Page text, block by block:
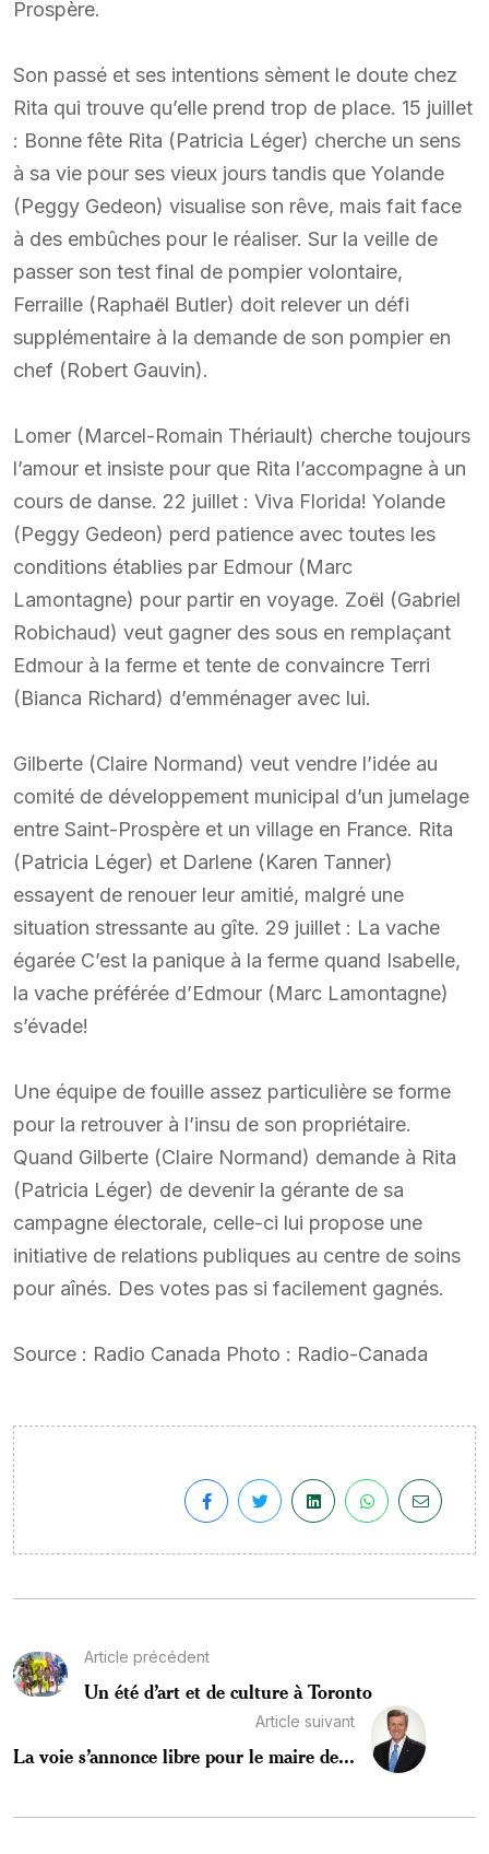
Prospère.
Son passé et ses intentions sèment le doute chez
Rita qui trouve qu’elle prend trop de place. 15 juillet
: Bonne fête Rita (Patricia Léger) cherche un sens
à sa vie pour ses vieux jours tandis que Yolande
(Peggy Gedeon) visualise son rêve, mais fait face
à des embûches pour le réaliser. Sur la veille de
passer son test final de pompier volontaire,
Ferraille (Raphaël Butler) doit relever un défi
supplémentaire à la demande de son pompier en
chef (Robert Gauvin).
Lomer (Marcel-Romain Thériault) cherche toujours
l’amour et insiste pour que Rita l’accompagne à un
cours de danse. 22 juillet : Viva Florida! Yolande
(Peggy Gedeon) perd patience avec toutes les
conditions établies par Edmour (Marc
Lamontagne) pour partir en voyage. Zoël (Gabriel
Robichaud) veut gagner des sous en remplaçant
Edmour à la ferme et tente de convaincre Terri
(Bianca Richard) d’emménager avec lui.
Gilberte (Claire Normand) veut vendre l’idée au
comité de développement municipal d’un jumelage
entre Saint-Prospère et un village en France. Rita
(Patricia Léger) et Darlene (Karen Tanner)
essayent de renouer leur amitié, malgré une
situation stressante au gîte. 29 juillet : La vache
égarée C’est la panique à la ferme quand Isabelle,
la vache préférée d’Edmour (Marc Lamontagne)
s’évade!
Une équipe de fouille assez particulière se forme
pour la retrouver à l’insu de son propriétaire.
Quand Gilberte (Claire Normand) demande à Rita
(Patricia Léger) de devenir la gérante de sa
campagne électorale, celle-ci lui propose une
initiative de relations publiques au centre de soins
pour aînés. Des votes pas si facilement gagnés.
Source : Radio Canada Photo : Radio-Canada
Article précédent
Un été d’art et de culture à Toronto
Article suivant
La voie s’annonce libre pour le maire de...